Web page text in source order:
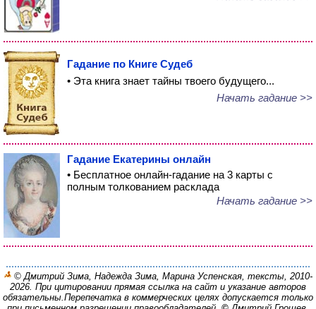
Гадание по Книге Судеб
• Эта книга знает тайны твоего будущего...
Начать гадание >>
Гадание Екатерины онлайн
• Бесплатное онлайн-гадание на 3 карты с
полным толкованием расклада
Начать гадание >>
© Дмитрий Зима, Надежда Зима, Марина Успенская, тексты, 2010-
2026. При цитировании прямая ссылка на сайт и указание авторов
обязательны.Перепечатка в коммерческих целях допускается только